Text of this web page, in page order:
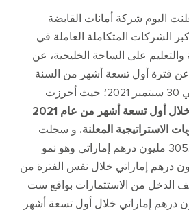
اليوم شركة أمانات القابضة
الشركات المتكاملة العاملة في
على الساحة الخليجية، عن
عن فترة أول تسعة أشهر من السنة
30 سبتمبر 2021؛ حيث أحرزت
أول تسعة أشهر من عام 2021
الاستراتيجية المعلنة. و سجلت
مليون درهم إماراتي وهو نمو
درهم إماراتي خلال نفس الفترة من
الدخل من الاستثمارات بواقع ست
درهم إماراتي خلال أول تسعة أشهر